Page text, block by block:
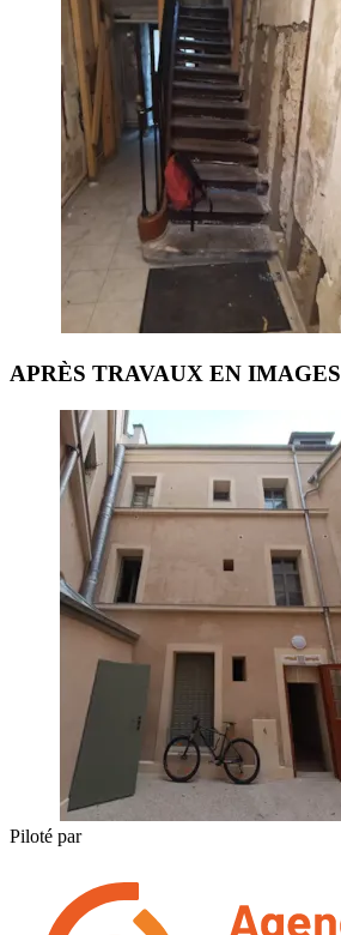
APRÈS TRAVAUX EN IMAGES
Piloté par